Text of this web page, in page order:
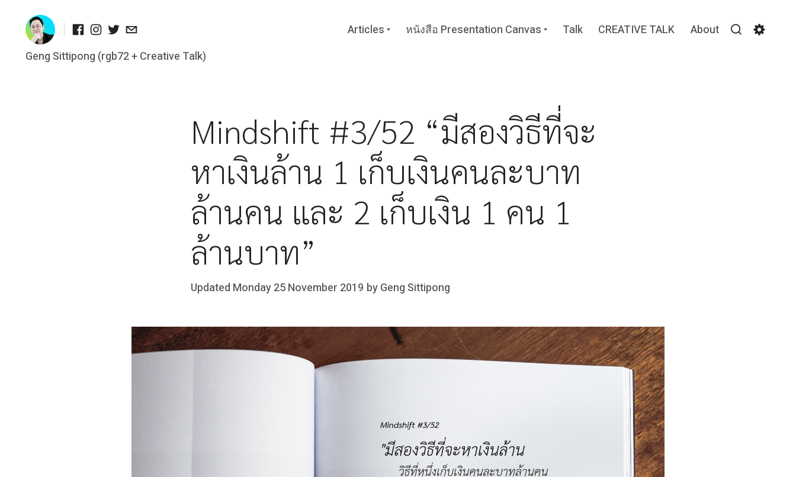
Facebook
Instagram
Twitterอีเมล Articles Expand
childหนังสือ Presentation Canvas Expand
childTalk CREATIVE TALK About
Geng Sittipong (rgb72 + Creative Talk)
Mindshift #3/52 “มีสองวิธีที่จะ
หาเงินล้าน 1 เก็บเงินคนละบาท
ล้านคน และ 2 เก็บเงิน 1 คน 1
ล้านบาท”
Posted
Updated Monday 25 November 2019 byGeng Sittipong